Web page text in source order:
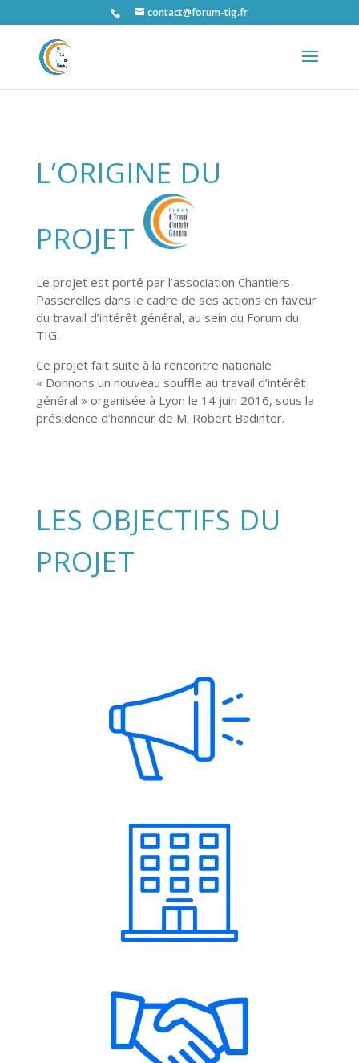
contact@forum-tig.fr
L’ORIGINE DU
PROJET
Le projet est porté par l’association Chantiers-
Passerelles dans le cadre de ses actions en faveur
du travail d’intérêt général, au sein du Forum du
TIG.
Ce projet fait suite à la rencontre nationale
« Donnons un nouveau souffle au travail d’intérêt
général » organisée à Lyon le 14 juin 2016, sous la
présidence d’honneur de M. Robert Badinter.
LES OBJECTIFS DU
PROJET